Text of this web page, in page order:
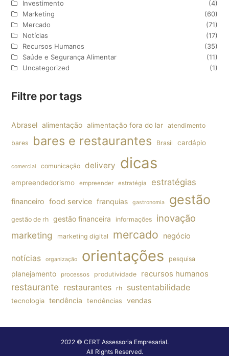
Investimento
(4)
Marketing
(60)
Mercado
(71)
Notícias
(17)
Recursos Humanos
(35)
Saúde e Segurança Alimentar
(11)
Uncategorized
(1)
Filtre por tags
Abrasel alimentação alimentação fora do lar atendimento
bares bares e restaurantes Brasil cardápio
comercial comunicação delivery dicas
empreendedorismo empreender estratégia estratégias
financeiro food service franquias gastronomia gestão
gestão de rh gestão financeira informações inovação
marketing marketing digital mercado negócio
notícias organização orientações pesquisa
planejamento processos produtividade recursos humanos
restaurante restaurantes rh sustentabilidade
tecnologia tendência tendências vendas
2022 © CERT Assessoria Empresarial.
All Rights Reserved.